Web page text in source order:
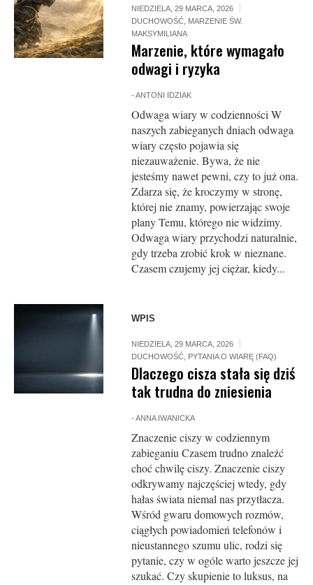
NIEDZIELA, 29 MARCA, 2026
DUCHOWOŚĆ MARZENIE ŚW.
MAKSYMILIANA
Marzenie, które wymagało
odwagi i ryzyka
-ANTONI IDZIAK
Odwaga wiary w codzienności W
naszych zabieganych dniach odwaga
wiary często pojawia się
niezauważenie. Bywa, że nie
jesteśmy nawet pewni, czy to już ona.
Zdarza się, że kroczymy w stronę,
której nie znamy, powierzając swoje
plany Temu, którego nie widzimy.
Odwaga wiary przychodzi naturalnie,
gdy trzeba zrobić krok w nieznane.
Czasem czujemy jej ciężar, kiedy...
WPIS
NIEDZIELA, 29 MARCA, 2026
DUCHOWOŚĆ PYTANIA O WIARĘ (FAQ)
Dlaczego cisza stała się dziś
tak trudna do zniesienia
-ANNA IWANICKA
Znaczenie ciszy w codziennym
zabieganiu Czasem trudno znaleźć
choć chwilę ciszy. Znaczenie ciszy
odkrywamy najczęściej wtedy, gdy
hałas świata niemal nas przytłacza.
Wśród gwaru domowych rozmów,
ciągłych powiadomień telefonów i
nieustannego szumu ulic, rodzi się
pytanie, czy w ogóle warto jeszcze jej
szukać. Czy skupienie to luksus, na